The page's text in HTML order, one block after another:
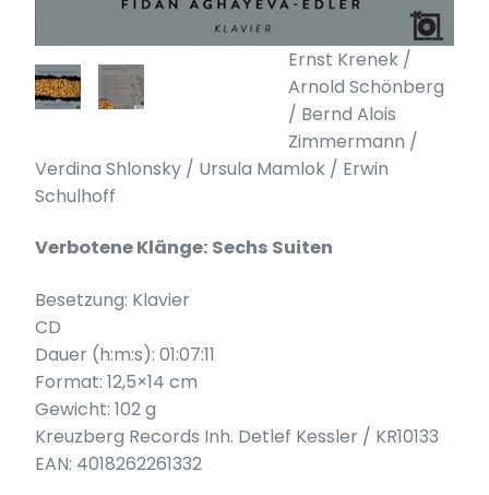
Ernst Krenek /
Arnold Schönberg
/ Bernd Alois
Zimmermann /
Verdina Shlonsky / Ursula Mamlok / Erwin
Schulhoff
Verbotene Klänge: Sechs Suiten
Besetzung: Klavier
CD
Dauer (h:m:s): 01:07:11
Format: 12,5×14 cm
Gewicht: 102 g
Kreuzberg Records Inh. Detlef Kessler / KR10133
EAN: 4018262261332